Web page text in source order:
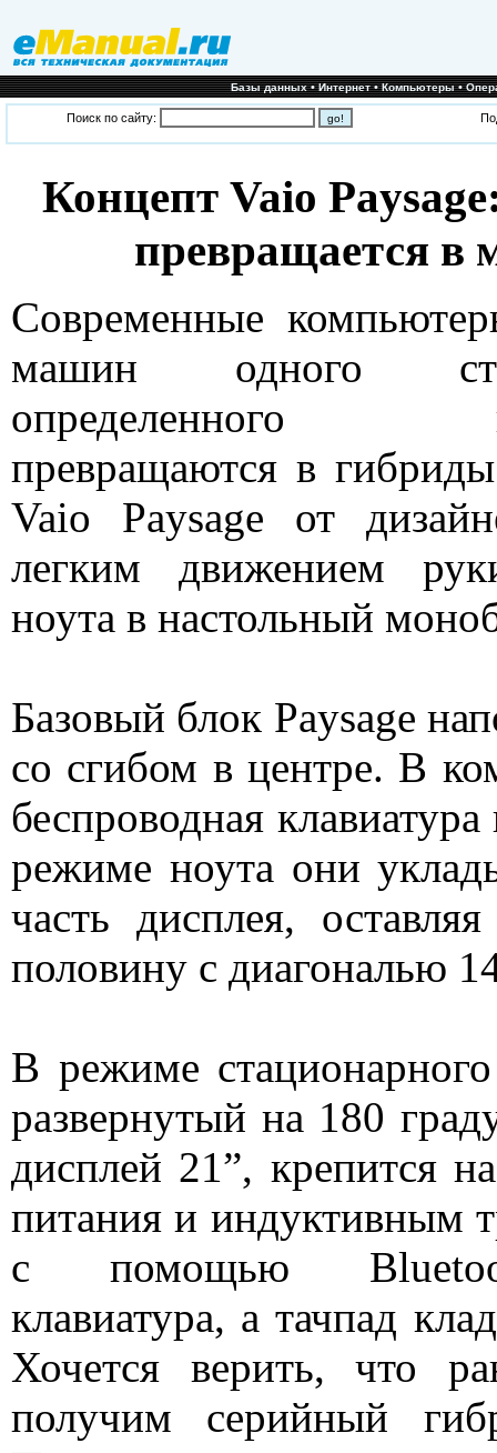
Базы данных•Интернет•Компьютеры•
Поиск по сайту:
Концепт Vaio
превращается в
Современные
машин одного
определенного
превращаются в
Vaio Paysage от
легким движением
ноута в настольный
Базовый блок Paysage
со сгибом в центре. В
беспроводная
режиме ноута они
часть дисплея,
половину с диагональю
В режиме
развернутый на 180
дисплей 21”, крепится
питания и индуктивным
с помощью
клавиатура, а тачпад
Хочется верить, что
получим серийный